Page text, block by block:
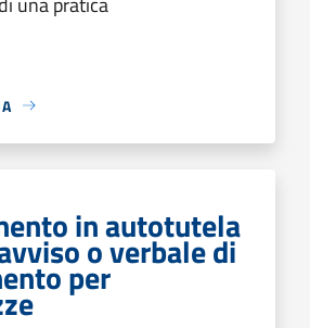
in autotutela
o verbale di
per